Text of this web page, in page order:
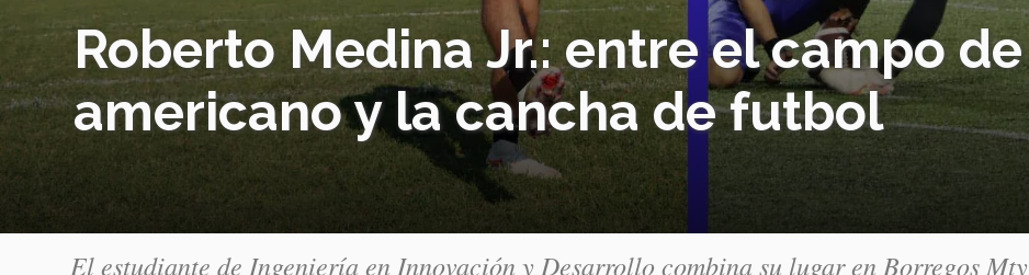
Roberto Medina Jr.: entre el campo de
americano y la cancha de futbol
El estudiante de Ingeniería en Innovación y Desarrollo combina su lugar en Borregos Mty